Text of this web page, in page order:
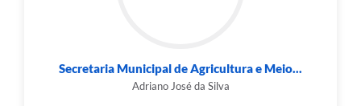
Secretaria Municipal de Agricultura e Meio...
Adriano José da Silva